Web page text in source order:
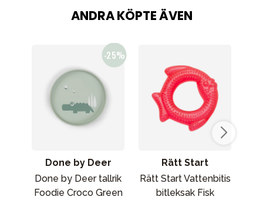
ANDRA KÖPTE ÄVEN
Done by Deer
Done by Deer tallrik
Foodie Croco Green
Rätt Start
Rätt Start Vattenbitis
bitleksak Fisk